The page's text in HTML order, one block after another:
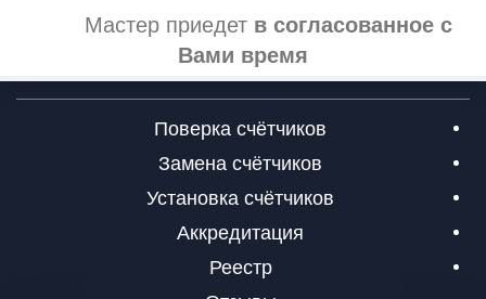
Мастер приедет в согласованное с
Вами время
Поверка счётчиков
Замена счётчиков
Установка счётчиков
Аккредитация
Реестр